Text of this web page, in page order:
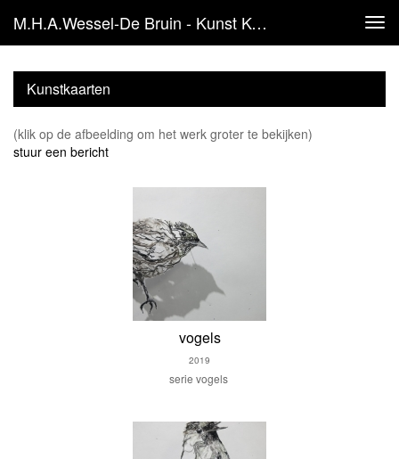
M.H.A.Wessel-De Bruin - Kunst Kopen
Kunstkaarten
(klik op de afbeelding om het werk groter te bekijken)
stuur een bericht
vogels
2019
serie vogels